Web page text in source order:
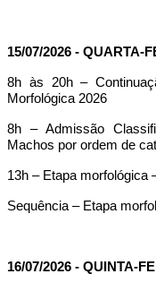
15/07/2026 - QUARTA-
8h às 20h –
Morfológica 2026
8h – Admissão
Machos por ordem de
13h – Etapa morfológica
Sequência – Etapa
16/07/2026 - QUINTA-